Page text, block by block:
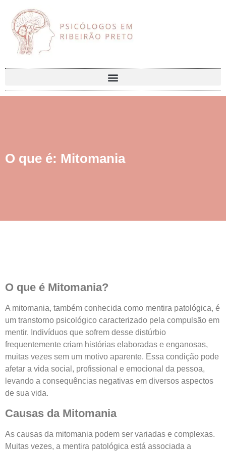
O que é: Mitomania
O que é Mitomania?
A mitomania, também conhecida como mentira patológica, é
um transtorno psicológico caracterizado pela compulsão em
mentir. Indivíduos que sofrem desse distúrbio
frequentemente criam histórias elaboradas e enganosas,
muitas vezes sem um motivo aparente. Essa condição pode
afetar a vida social, profissional e emocional da pessoa,
levando a consequências negativas em diversos aspectos
de sua vida.
Causas da Mitomania
As causas da mitomania podem ser variadas e complexas.
Muitas vezes, a mentira patológica está associada a